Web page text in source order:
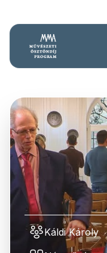
Káldi Károly